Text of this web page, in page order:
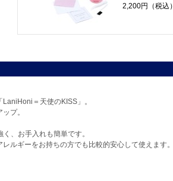
2,200円（税込）
＝天使のKISS」。
プ。
、お手入れも簡単です。
ルギーをお持ちの方でも比較的安心して使えます。